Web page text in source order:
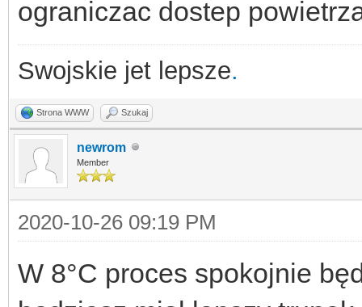
ograniczac dostep
Swojskie jet lepsze.
Strona WWW Szukaj
newrom
Member
2020-10-26 09:19 PM
W 8°C proces spokojnie